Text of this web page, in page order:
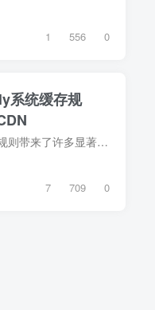
1 556 0
系统缓存规
总结下来，采用cdnfly智慧云CDN缓存规则带来了许多显著的好处。首先，它大幅缓解了服务器的压力，因为几乎所有的静态资源都可以缓存在cdnfly智慧云CDN的节点上。全球各地的访客可以就近请求这些...
7 709 0